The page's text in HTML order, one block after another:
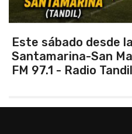
Vuelve el